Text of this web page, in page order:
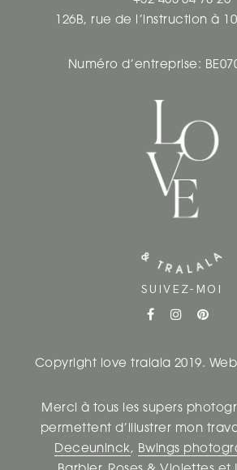
126B, rue de l’instruction à
Numéro d’entreprise:
SUIVEZ-MOI
Copyright love tralala 2019.
Merci à tous les supers
permettent d’illustrer mon
Deceuninck, Bwings